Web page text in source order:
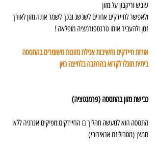
עובש וריקבון על מזון
ולאפשר לחיידקים אחרים לשגשג ובכך לשמר את המזון לאורך
זמן ולהעביר אותו טרנספורמציה מופלאה !
אודות חיידקים וחשיבות אכילת מזונות משומרים בהתססה
ביתית תוכלו לקרוא בהרחבה בלחיצה כאן
כבישת מזון בהתססה (פרמנטציה)
התססה הוא למעשה תהליך בו החיידקים מפיקים אנרגיה ללא
חמצן (מטבוליזם אנאירובי)